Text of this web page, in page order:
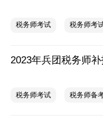
税务师考试 税务师考
2023年兵团税务师
税务师考试 税务师备